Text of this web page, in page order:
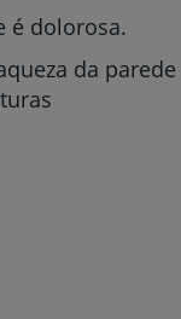
é dolorosa.
da parede